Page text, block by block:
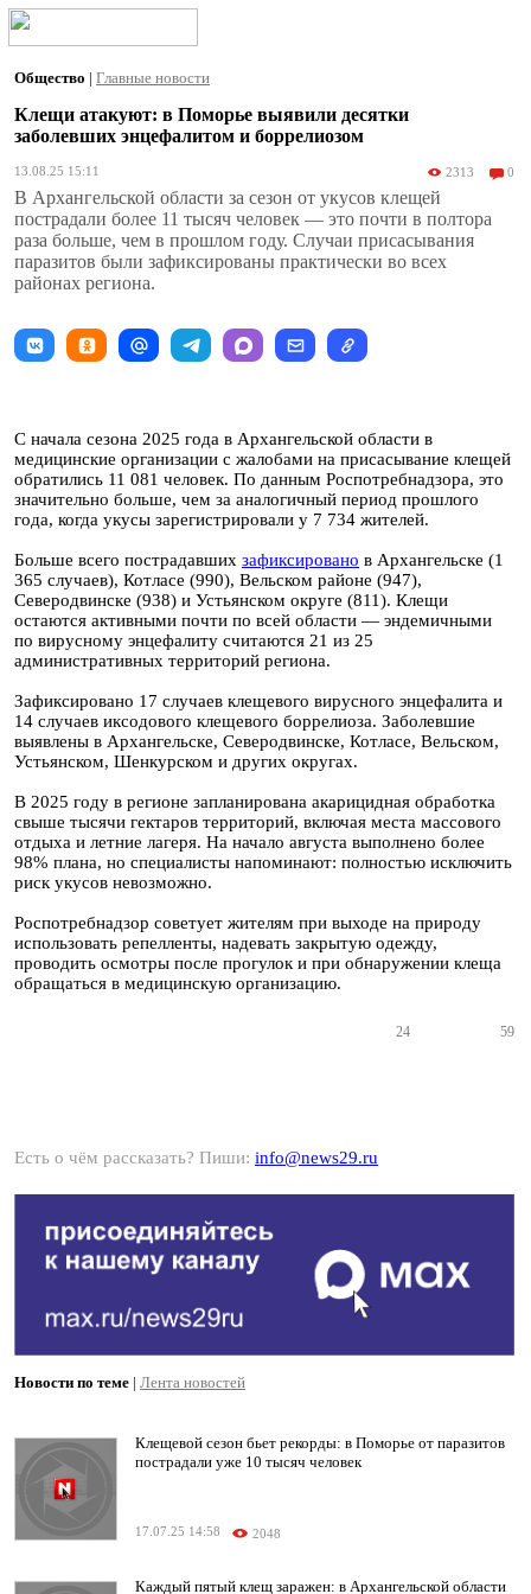
Общество | Главные новости
Клещи атакуют: в Поморье выявили десятки
заболевших энцефалитом и боррелиозом
13.08.25 15:11 2313 0
В Архангельской области за сезон от укусов клещей
пострадали более 11 тысяч человек — это почти в полтора
раза больше, чем в прошлом году. Случаи присасывания
паразитов были зафиксированы практически во всех
районах региона.
С начала сезона 2025 года в Архангельской области в
медицинские организации с жалобами на присасывание клещей
обратились 11 081 человек. По данным Роспотребнадзора, это
значительно больше, чем за аналогичный период прошлого
года, когда укусы зарегистрировали у 7 734 жителей.
Больше всего пострадавших зафиксировано в Архангельске (1
365 случаев), Котласе (990), Вельском районе (947),
Северодвинске (938) и Устьянском округе (811). Клещи
остаются активными почти по всей области — эндемичными
по вирусному энцефалиту считаются 21 из 25
административных территорий региона.
Зафиксировано 17 случаев клещевого вирусного энцефалита и
14 случаев иксодового клещевого боррелиоза. Заболевшие
выявлены в Архангельске, Северодвинске, Котласе, Вельском,
Устьянском, Шенкурском и других округах.
В 2025 году в регионе запланирована акарицидная обработка
свыше тысячи гектаров территорий, включая места массового
отдыха и летние лагеря. На начало августа выполнено более
98% плана, но специалисты напоминают: полностью исключить
риск укусов невозможно.
Роспотребнадзор советует жителям при выходе на природу
использовать репелленты, надевать закрытую одежду,
проводить осмотры после прогулок и при обнаружении клеща
обращаться в медицинскую организацию.
24 59
Есть о чём рассказать? Пиши: info@news29.ru
Новости по теме | Лента новостей
Клещевой сезон бьет рекорды: в Поморье от паразитов
пострадали уже 10 тысяч человек
17.07.25 14:58 2048
Каждый пятый клещ заражен: в Архангельской области